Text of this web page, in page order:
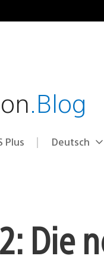
.Blog
Plus Select
Aktuelle
Deutsch
Die